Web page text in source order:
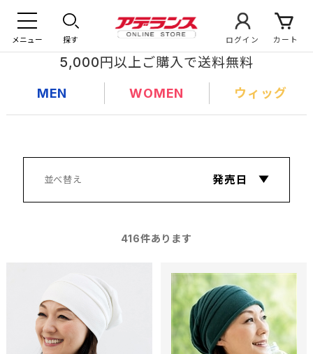
メニュー 探す ログイン カート
5,000円以上ご購入で送料無料
MEN WOMEN ウィッグ
416件あります